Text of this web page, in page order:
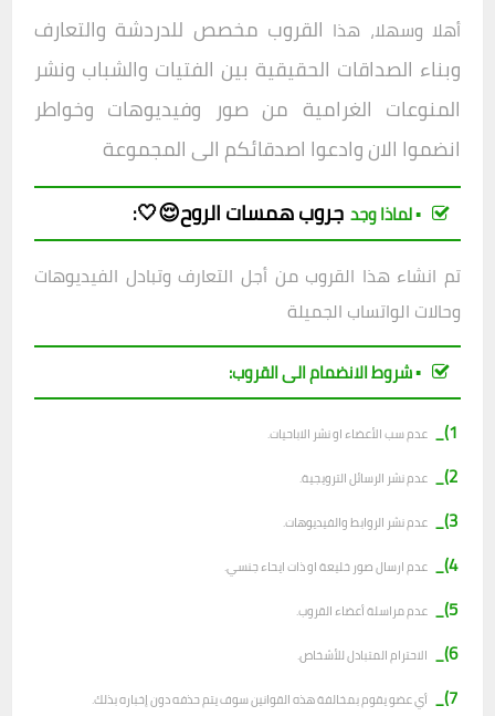
أهلا وسهلا، هذا القروب مخصص للدردشة والتعارف
وبناء الصداقات الحقيقية بين الفتيات والشباب ونشر
المنوعات الغرامية من صور وفيديوهات وخواطر
انضموا الان وادعوا اصدقائكم الى المجموعة
▪︎ لماذا وجد جروبهمسات الروح😌🤍:
تم انشاء هذا القروب من أجل التعارف وتبادل الفيديوهات
وحالات الواتساب الجميلة
▪︎ شروط الانضمام الى القروب:
1)_
عدم سب الأعضاء او نشر الاباحيات.
2)_ عدم نشر الرسائل الترويجية.
3)_ عدم نشر الروابط والفيديوهات.
4)_ عدم ارسال صور خليعة او ذات ايحاء جنسي.
5)_ عدم مراسلة أعضاء القروب.
6)_ الاحترام المتبادل للأشخاص.
7)_ أي عضو يقوم بمخالفة هذه القوانين سوف يتم حذفه دون إخباره بذلك.